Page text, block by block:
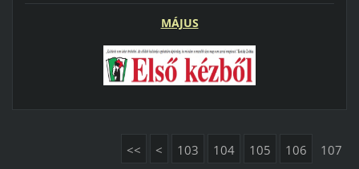
MÁJUS
<< < 103 104 105 106 107